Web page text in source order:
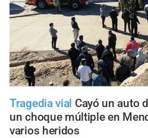
Tragedia vial Cayó un auto
un choque múltiple en
varios heridos